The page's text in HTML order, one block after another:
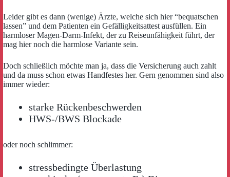
Leider gibt es dann (wenige) Ärzte, welche sich hier “bequatschen
lassen” und dem Patienten ein Gefälligkeitsattest ausfüllen. Ein
harmloser Magen-Darm-Infekt, der zu Reiseunfähigkeit führt, der
mag hier noch die harmlose Variante sein.
Doch schließlich möchte man ja, dass die Versicherung auch zahlt
und da muss schon etwas Handfestes her. Gern genommen sind also
immer wieder:
starke Rückenbeschwerden
HWS-/BWS Blockade
oder noch schlimmer:
stressbedingte Überlastung